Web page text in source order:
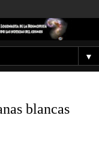
▼
blancas